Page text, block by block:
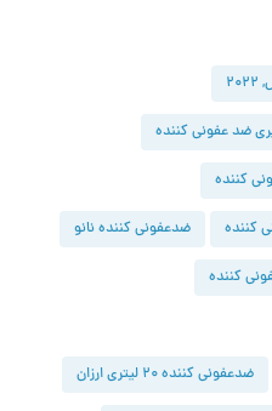
ضد عفونی کننده
کننده
کننده ضدعفونی کننده نانو
کننده
ضدعفونی کننده ۲۰ لیتری ارزان